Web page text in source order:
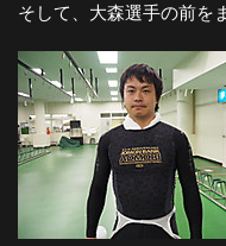
そして、大森選手の前を